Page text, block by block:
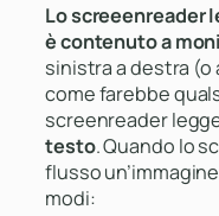
Lo screeenreader
è contenuto a
sinistra a destra (o
come farebbe
screenreader
testo. Quando lo
flusso
modi: